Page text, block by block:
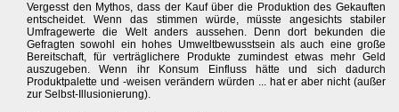
Vergesst den Mythos, dass der Kauf über die Produktion des Gekauften
entscheidet. Wenn das stimmen würde, müsste angesichts stabiler
Umfragewerte die Welt anders aussehen. Denn dort bekunden die
Gefragten sowohl ein hohes Umweltbewusstsein als auch eine große
Bereitschaft, für verträglichere Produkte zumindest etwas mehr Geld
auszugeben. Wenn ihr Konsum Einfluss hätte und sich dadurch
Produktpalette und -weisen verändern würden ... hat er aber nicht (außer
zur Selbst-Illusionierung).